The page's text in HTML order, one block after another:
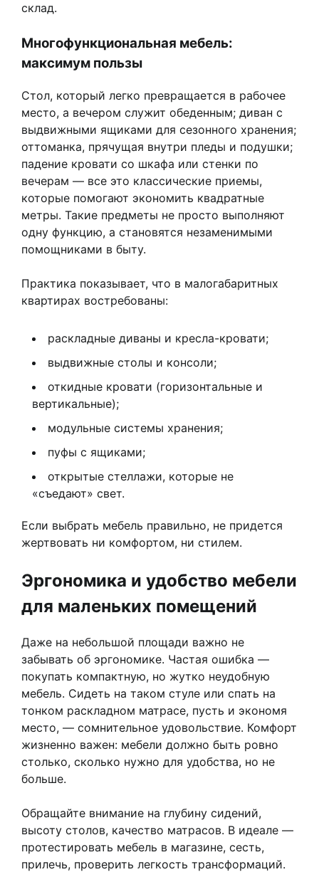
склад.
Многофункциональная мебель:
максимум пользы
Стол, который легко превращается в рабочее
место, а вечером служит обеденным; диван с
выдвижными ящиками для сезонного хранения;
оттоманка, прячущая внутри пледы и подушки;
падение кровати со шкафа или стенки по
вечерам — все это классические приемы,
которые помогают экономить квадратные
метры. Такие предметы не просто выполняют
одну функцию, а становятся незаменимыми
помощниками в быту.
Практика показывает, что в малогабаритных
квартирах востребованы:
раскладные диваны и кресла-кровати;
выдвижные столы и консоли;
откидные кровати (горизонтальные и
вертикальные);
модульные системы хранения;
пуфы с ящиками;
открытые стеллажи, которые не
«съедают» свет.
Если выбрать мебель правильно, не придется
жертвовать ни комфортом, ни стилем.
Эргономика и удобство мебели
для маленьких помещений
Даже на небольшой площади важно не
забывать об эргономике. Частая ошибка —
покупать компактную, но жутко неудобную
мебель. Сидеть на таком стуле или спать на
тонком раскладном матрасе, пусть и экономя
место, — сомнительное удовольствие. Комфорт
жизненно важен: мебели должно быть ровно
столько, сколько нужно для удобства, но не
больше.
Обращайте внимание на глубину сидений,
высоту столов, качество матрасов. В идеале —
протестировать мебель в магазине, сесть,
прилечь, проверить легкость трансформаций.